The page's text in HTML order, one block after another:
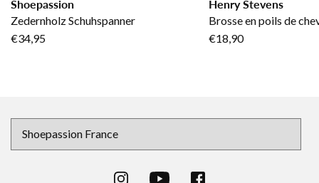
Shoepassion
Zedernholz Schuhspanner
€34,95
Henry Stevens
Brosse en poils de
€18,90